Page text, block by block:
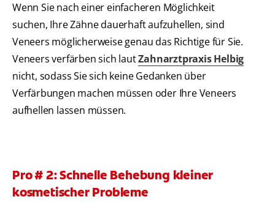
Wenn Sie nach einer einfacheren Möglichkeit
suchen, Ihre Zähne dauerhaft aufzuhellen, sind
Veneers möglicherweise genau das Richtige für Sie.
Veneers verfärben sich lautZahnarztpraxis Helbig
nicht, sodass Sie sich keine Gedanken über
Verfärbungen machen müssen oder Ihre Veneers
aufhellen lassen müssen.
Pro # 2: Schnelle Behebung kleiner
kosmetischer Probleme